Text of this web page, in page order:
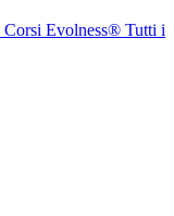
Corsi Evolness® Tutti i